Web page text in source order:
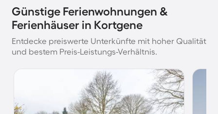
Günstige Ferienwohnungen &
Ferienhäuser in Kortgene
Entdecke preiswerte Unterkünfte mit hoher Qualität
und bestem Preis-Leistungs-Verhältnis.